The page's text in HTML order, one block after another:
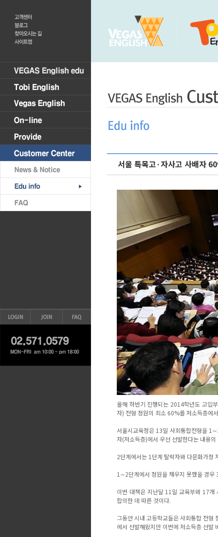
서울 특목고·자사고 사배자
올해 하반기 진행되는 2014학년도 고입
자) 전형 정원의 최소 60%를 저소득층에
서울시교육청은 13일 사회통합전형을
자(저소득층)에서 우선 선발한다는 내용
2단계에서는 1단계 탈락자와 다문화가정
1∼2단계에서 정원을 채우지 못했을 경우
이번 대책은 지난달 11일 교육부와 17
합의한 데 따른 것이다.
그동안 시내 고등학교들은 사회통합 전
에서 선발해왔지만 이번에 저소득층 선발